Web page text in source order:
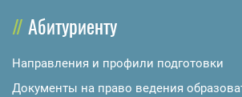
Абитуриенту
Направления и профили подготовки
Документы на право ведения